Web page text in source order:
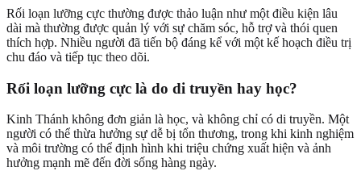
Rối loạn lưỡng cực thường được thảo luận như một điều kiện lâu
dài mà thường được quản lý với sự chăm sóc, hỗ trợ và thói quen
thích hợp. Nhiều người đã tiến bộ đáng kể với một kế hoạch điều trị
chu đáo và tiếp tục theo dõi.
Rối loạn lưỡng cực là do di truyền hay học?
Kinh Thánh không đơn giản là học, và không chỉ có di truyền. Một
người có thể thừa hưởng sự dễ bị tổn thương, trong khi kinh nghiệm
và môi trường có thể định hình khi triệu chứng xuất hiện và ảnh
hưởng mạnh mẽ đến đời sống hàng ngày.